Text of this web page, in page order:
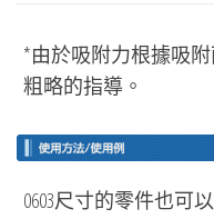
*由於吸附力根據吸
粗略的指導。
0603尺寸的零件也可